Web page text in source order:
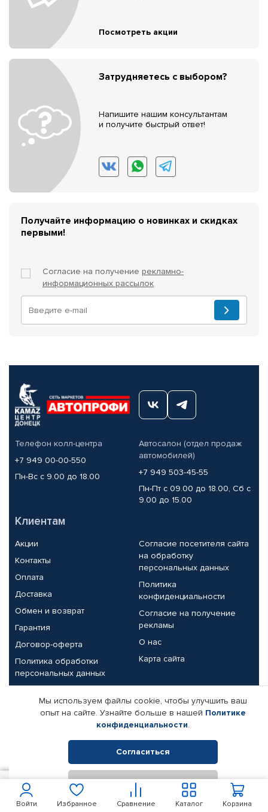
Войти Избранное Сравнение Корзина
Каталог
Посмотреть акции
Затрудняетесь с выбором?
Напишите нашим консультантам
и получите быстрый ответ!
Получайте информацию о новинках и скидках
первыми!
Согласие на получение рекламно-
информационных рассылок
Телефон колл-центра
+7 949 00-00-550
Пн-Вс с 9.00 до 18.00
Автосалон (отдел продаж
автомобилей)
+7 949 503-45-55
Пн-Пт с 09.00 до 18.00, Сб с
9.00 до 15.00
Клиентам
Акции
Контакты
Оплата
Доставка
Обмен и возврат
Гарантия
Договор-оферта
Политика обработки
персональных данных
Согласие посетителя сайта
на обработку
персональных данных
Политика
конфиденциальности
Согласие на получение
рекламы
О нас
Карта сайта
Партнерам
Корпоративным клиентам
Поставщикам
Реквизиты компании
© КАМАЗ ЦЕНТР ДОНЕЦК, 2015-2026. Все права защищены.
Интернет-магазин автомобильных товаров Автопрофи.
Мы используем файлы cookie, чтобы улучшить ваш
опыт на сайте. Узнайте больше в нашей Политике
конфиденциальности.
Согласиться
Отклонить
900 В корзину